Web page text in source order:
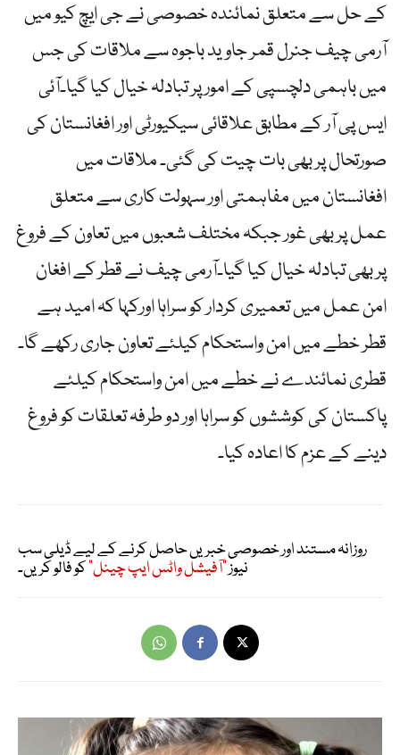
کے حل سے متعلق نمائندہ خصوصی نے جی ایچ کیو میں
آرمی چیف جنرل قمر جاوید باجوہ سے ملاقات کی جس
میں باہمی دلچسپی کے امور پر تبادلہ خیال کیا گیا۔آئی
ایس پی آر کے مطابق علاقائی سیکیورٹی اور افغانستان کی
صورتحال پر بھی بات چیت کی گئی۔ ملاقات میں
افغانستان میں مفاہمتی اور سہولت کاری سے متعلق
عمل پر بھی غور جبکہ مختلف شعبوں میں تعاون کے فروغ
پر بھی تبادلہ خیال کیا گیا۔آرمی چیف نے قطر کے افغان
امن عمل میں تعمیری کردار کو سراہا اورکہا کہ امید ہے
قطر خطے میں امن واستحکام کیلئے تعاون جاری رکھے گا۔
قطری نمائندے نے خطے میں امن واستحکام کیلئے
پاکستان کی کوششوں کو سراہا اور دو طرفہ تعلقات کو فروغ
دینے کے عزم کا اعادہ کیا۔
روزانہ مستند اور خصوصی خبریں حاصل کرنے کے لیے ڈیلی سب
نیوز"آفیشل واٹس ایپ چینل"کو فالو کریں۔